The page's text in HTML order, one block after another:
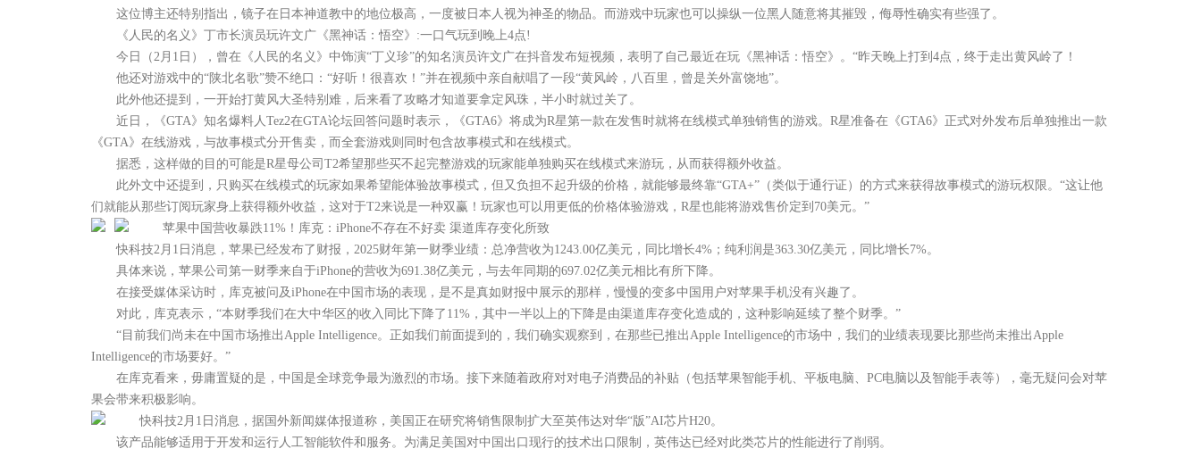
这位博主还特别指出，镜子在日本神道教中的地位极高，一度被日本人视为神圣的物品。而游戏中玩家也可以操纵一位黑人随意将其摧毁，侮辱性确实有些强了。
《人民的名义》丁市长演员玩许文广《黑神话：悟空》:一口气玩到晚上4点!
今日（2月1日），曾在《人民的名义》中饰演“丁义珍”的知名演员许文广在抖音发布短视频，表明了自己最近在玩《黑神话：悟空》。“昨天晚上打到4点，终于走出黄风岭了！
他还对游戏中的“陕北名歌”赞不绝口：“好听！很喜欢！”并在视频中亲自献唱了一段“黄风岭，八百里，曾是关外富饶地”。
此外他还提到，一开始打黄风大圣特别难，后来看了攻略才知道要拿定风珠，半小时就过关了。
近日，《GTA》知名爆料人Tez2在GTA论坛回答问题时表示，《GTA6》将成为R星第一款在发售时就将在线模式单独销售的游戏。R星准备在《GTA6》正式对外发布后单独推出一款
《GTA》在线游戏，与故事模式分开售卖，而全套游戏则同时包含故事模式和在线模式。
据悉，这样做的目的可能是R星母公司T2希望那些买不起完整游戏的玩家能单独购买在线模式来游玩，从而获得额外收益。
此外文中还提到，只购买在线模式的玩家如果希望能体验故事模式，但又负担不起升级的价格，就能够最终靠“GTA+”（类似于通行证）的方式来获得故事模式的游玩权限。“这让他
们就能从那些订阅玩家身上获得额外收益，这对于T2来说是一种双赢！玩家也可以用更低的价格体验游戏，R星也能将游戏售价定到70美元。”
苹果中国营收暴跌11%！库克：iPhone不存在不好卖 渠道库存变化所致
快科技2月1日消息，苹果已经发布了财报，2025财年第一财季业绩：总净营收为1243.00亿美元，同比增长4%；纯利润是363.30亿美元，同比增长7%。
具体来说，苹果公司第一财季来自于iPhone的营收为691.38亿美元，与去年同期的697.02亿美元相比有所下降。
在接受媒体采访时，库克被问及iPhone在中国市场的表现，是不是真如财报中展示的那样，慢慢的变多中国用户对苹果手机没有兴趣了。
对此，库克表示，“本财季我们在大中华区的收入同比下降了11%，其中一半以上的下降是由渠道库存变化造成的，这种影响延续了整个财季。”
“目前我们尚未在中国市场推出Apple Intelligence。正如我们前面提到的，我们确实观察到，在那些已推出Apple Intelligence的市场中，我们的业绩表现要比那些尚未推出Apple
Intelligence的市场要好。”
在库克看来，毋庸置疑的是，中国是全球竞争最为激烈的市场。接下来随着政府对对电子消费品的补贴（包括苹果智能手机、平板电脑、PC电脑以及智能手表等），毫无疑问会对苹
果会带来积极影响。
快科技2月1日消息，据国外新闻媒体报道称，美国正在研究将销售限制扩大至英伟达对华“版”AI芯片H20。
该产品能够适用于开发和运行人工智能软件和服务。为满足美国对中国出口现行的技术出口限制，英伟达已经对此类芯片的性能进行了削弱。